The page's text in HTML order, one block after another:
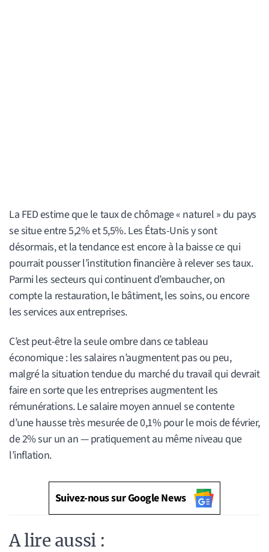
La FED estime que le taux de chômage « naturel » du pays
se situe entre 5,2% et 5,5%. Les États-Unis y sont
désormais, et la tendance est encore à la baisse ce qui
pourrait pousser l’institution financière à relever ses taux.
Parmi les secteurs qui continuent d’embaucher, on
compte la restauration, le bâtiment, les soins, ou encore
les services aux entreprises.
C’est peut-être la seule ombre dans ce tableau
économique : les salaires n’augmentent pas ou peu,
malgré la situation tendue du marché du travail qui devrait
faire en sorte que les entreprises augmentent les
rémunérations. Le salaire moyen annuel se contente
d’une hausse très mesurée de 0,1% pour le mois de février,
de 2% sur un an — pratiquement au même niveau que
l’inflation.
Suivez-nous sur Google News
A lire aussi :